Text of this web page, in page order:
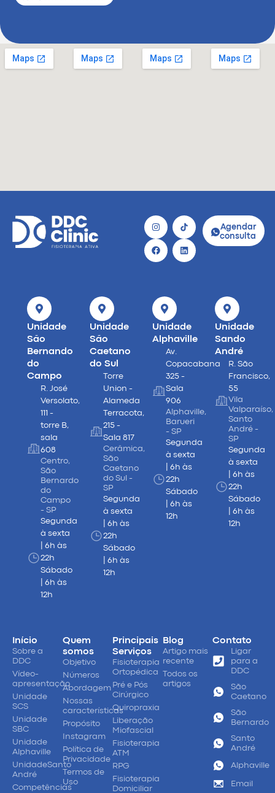
Agendar
consulta
Unidade
São
Bernando
do
Campo
R. José
Versolato,
111 -
torre B,
sala
608
Centro,
São
Bernardo
do
Campo
- SP
Segunda
à sexta
| 6h às
22h
Sábado
| 6h às
12h
Unidade
São
Caetano
do Sul
Torre
Union -
Alameda
Terracota,
215 -
Sala 817
Cerâmica,
São
Caetano
do Sul -
SP
Segunda
à sexta
| 6h às
22h
Sábado
| 6h às
12h
Unidade
Alphaville
Av.
Copacabana
325 -
Sala
906
Alphaville,
Barueri
- SP
Segunda
à sexta
| 6h às
22h
Sábado
| 6h às
12h
Unidade
Sando
André
R. São
Francisco,
55
Vila
Valparaíso,
Santo
André -
SP
Segunda
à sexta
| 6h às
22h
Sábado
| 6h às
12h
Início
Sobre a
DDC
Vídeo-
apresentação
Unidade
SCS
Unidade
SBC
Unidade
Alphaville
UnidadeSanto
André
Competências
Quem
somos
Objetivo
Números
Abordagem
Nossas
características
Propósito
Instagram
Política de
Privacidade
Termos de
Uso
Principais
Serviços
Fisioterapia
Ortopédica
Pré e Pós
Cirúrgico
Quiropraxia
Liberação
Miofascial
Fisioterapia
ATM
RPG
Fisioterapia
Domiciliar
Blog
Artigo mais
recente
Todos os
artigos
Contato
Ligar
para a
DDC
São
Caetano
São
Bernardo
Santo
André
Alphaville
Email